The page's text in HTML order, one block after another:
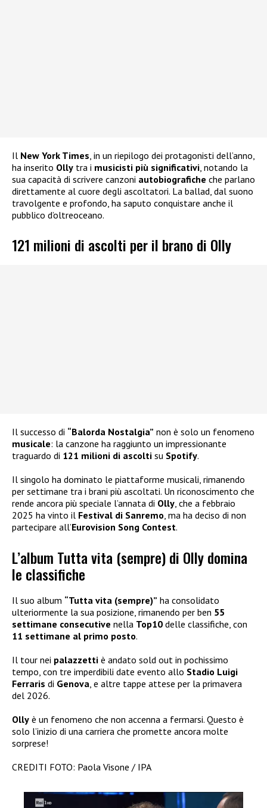
Il New York Times , in un riepilogo dei protagonisti dell’anno,
ha inserito Olly tra i musicisti più significativi , notando la
sua capacità di scrivere canzoni autobiografiche che parlano
direttamente al cuore degli ascoltatori. La ballad, dal suono
travolgente e profondo, ha saputo conquistare anche il
pubblico d’oltreoceano.
121 milioni di ascolti per il brano di Olly
Il successo di “Balorda Nostalgia” non è solo un fenomeno
musicale: la canzone ha raggiunto un impressionante
traguardo di 121 milioni di ascolti su Spotify.
Il singolo ha dominato le piattaforme musicali, rimanendo
per settimane tra i brani più ascoltati. Un riconoscimento che
rende ancora più speciale l’annata di Olly, che a febbraio
2025 ha vinto il Festival di Sanremo, ma ha deciso di non
partecipare all’Eurovision Song Contest.
L’album Tutta vita (sempre) di Olly domina
le classifiche
Il suo album “Tutta vita (sempre)” ha consolidato
ulteriormente la sua posizione, rimanendo per ben 55
settimane consecutive nella Top10 delle classifiche, con
11 settimane al primo posto.
Il tour nei palazzetti è andato sold out in pochissimo
tempo, con tre imperdibili date evento allo Stadio Luigi
Ferraris di Genova , e altre tappe attese per la primavera
del 2026.
Olly è un fenomeno che non accenna a fermarsi. Questo è
solo l’inizio di una carriera che promette ancora molte
sorprese!
CREDITI FOTO: Paola Visone / IPA